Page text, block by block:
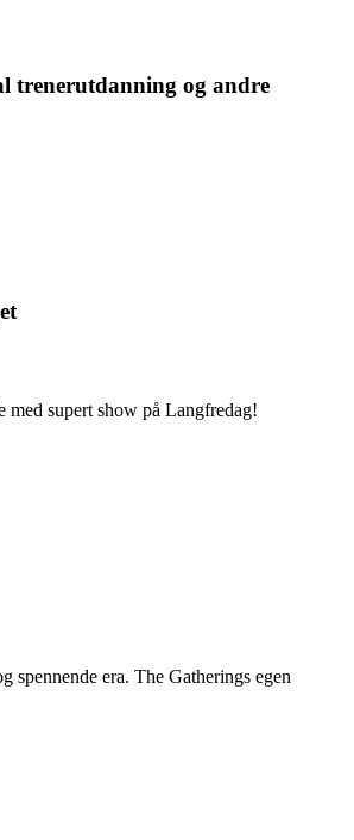
trenerutdanning og andre
supert show på Langfredag!
spennende era. The Gatherings egen